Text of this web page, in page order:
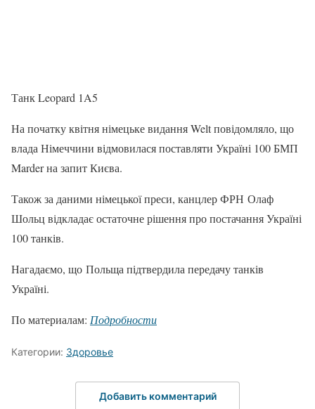
Танк Leopard 1A5
На початку квітня німецьке видання Welt повідомляло, що
влада Німеччини відмовилася поставляти Україні 100 БМП
Marder на запит Києва.
Також за даними німецької преси, канцлер ФРН Олаф
Шольц відкладає остаточне рішення про постачання Україні
100 танків.
Нагадаємо, що Польща підтвердила передачу танків
Україні.
По материалам: Подробности
Категории: Здоровье
Добавить комментарий